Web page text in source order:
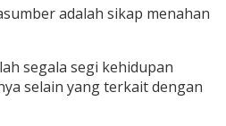
adalah sikap menahan
segala segi kehidupan
selain yang terkait dengan